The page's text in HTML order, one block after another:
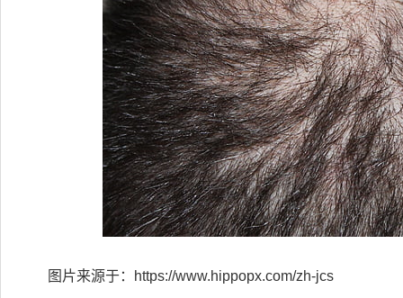
图片来源于：https://www.hippopx.com/zh-jcs